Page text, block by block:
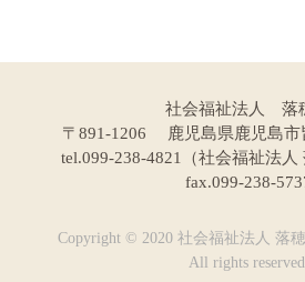
社会福祉法人 落
〒891-1206 鹿児島県鹿児島市
tel.099-238-4821（社会福祉法人
fax.099-238-
Copyright © 2020 社会福祉法人 落
All rights